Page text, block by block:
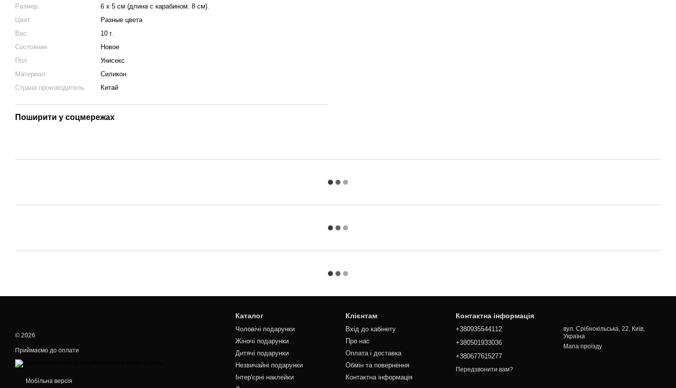
Размер:
6 х 5 см (длина с карабином: 8 см).
Цвет:
Разные цвета
Вес:
10 г.
Состояние
Новое
Пол
Унисекс
Материал:
Силикон
Страна производитель
Китай
Поширити у соцмережах
© 2026
Приймаємо до оплати
Мобільна версія
Каталог
Чоловічі подарунки
Жіночі подарунки
Дитячі подарунки
Незвичайні подарунки
Інтер'єрні наклейки
Клієнтам
Вхід до кабінету
Про нас
Оплата і доставка
Обмін та повернення
Контактна інформація
Контактна інформація
+380935544112
+380501933036
+380677615277
Передзвонити вам?
вул. Срібнокільська, 22, Київ,
Україна
Мапа проїзду